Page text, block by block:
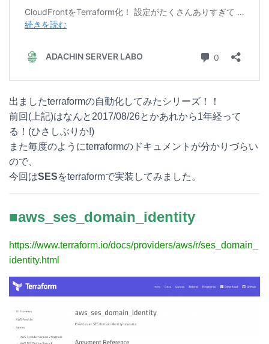
k
出ましたterraformの自動化してみたシリーズ！！
前回(上記)はなんと2017/08/26とかあれから1年経って
る！(ひさしぶりか!)
また毎度のようにterraformのドキュメントが分かりづらい
ので、
今回はSESをterraformで実装してみました。
■aws_ses_domain_identity
https://www.terraform.io/docs/providers/aws/r/ses_domain_
identity.html